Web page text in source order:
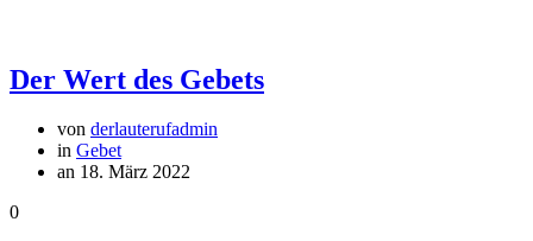
Der Wert des Gebets
von derlauterufadmin
in Gebet
an 18. März 2022
0